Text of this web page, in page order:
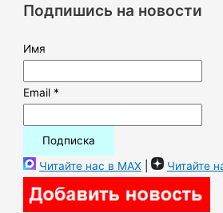
:Подпишись на новости
Имя
Email *
Читайте нас в MAX | Читайте